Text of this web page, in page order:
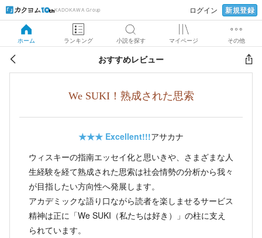
KADOKAWA Group ログイン 新規登録
ホーム ランキング 小説を探す マイページ その他
おすすめレビュー
We SUKI！熟成された思索
★★★ Excellent!!!アサカナ
ウィスキーの指南エッセイ化と思いきや、さまざまな人
生経験を経て熟成された思索は社会情勢の分析から我々
が目指したい方向性へ発展します。
アカデミックな語り口ながら読者を楽しませるサービス
精神は正に「We SUKI（私たちは好き）」の柱に支え
られています。